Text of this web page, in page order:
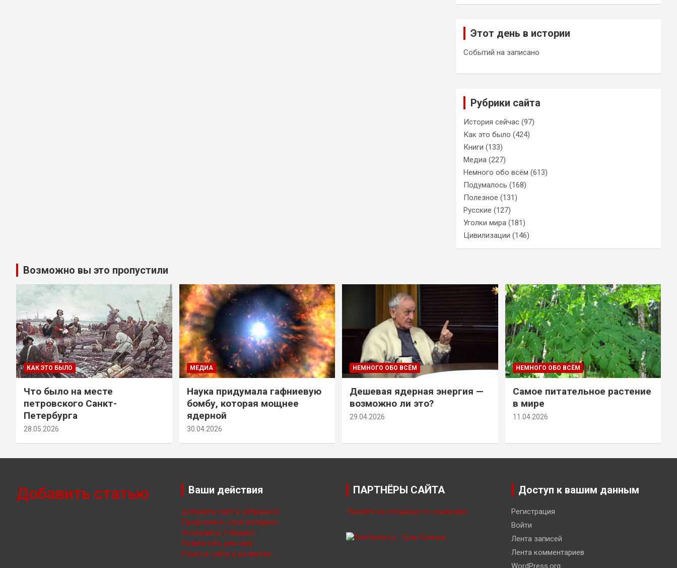
Этот день в истории
Событий на записано
Рубрики сайта
История сейчас (97)
Как это было (424)
Книги (133)
Медиа (227)
Немного обо всём (613)
Подумалось (168)
Полезное (131)
Русские (127)
Уголки мира (181)
Цивилизации (146)
Возможно вы это пропустили
КАК ЭТО БЫЛО
Что было на месте
петровского Санкт-
Петербурга
28.05.2026
МЕДИА
Наука придумала гафниевую
бомбу, которая мощнее
ядерной
30.04.2026
НЕМНОГО ОБО ВСЁМ
Дешевая ядерная энергия —
возможно ли это?
29.04.2026
НЕМНОГО ОБО ВСЁМ
Самое питательное растение
в мире
11.04.2026
Добавить статью Ваши действия
Добавить сайт в избранное
Предложить свой материал
Установить Я.Виджет
Разместить рекламу
Помочь сайту в развитии
ПАРТНЁРЫ САЙТА
Перейти на страницу со ссылками
Доступ к вашим данным
Регистрация
Войти
Лента записей
Лента комментариев
WordPress.org